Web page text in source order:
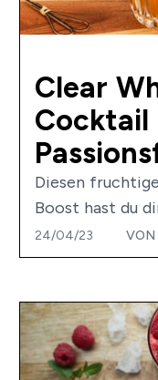
Clear
Cocktail
Diesen
Boost hast du
24/04/23 VON